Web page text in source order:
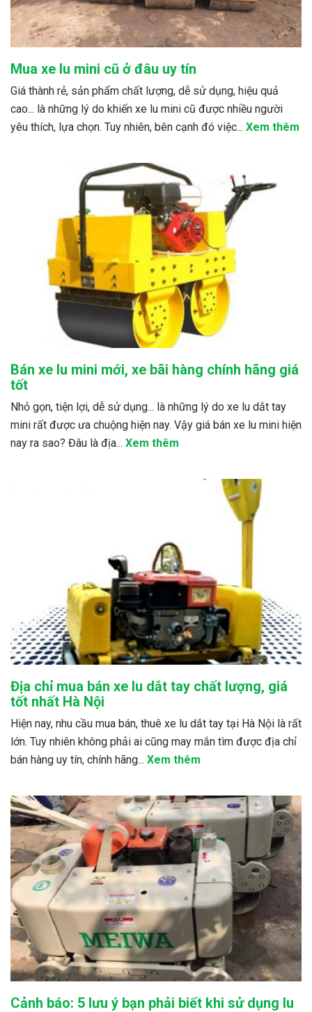
Mua xe lu mini cũ ở đâu uy tín
Giá thành rẻ, sản phẩm chất lượng, dễ sử dụng, hiệu quả
cao... là những lý do khiến xe lu mini cũ được nhiều người
yêu thích, lựa chọn. Tuy nhiên, bên cạnh đó việc... Xem thêm
Bán xe lu mini mới, xe bãi hàng chính hãng giá
tốt
Nhỏ gọn, tiện lợi, dễ sử dụng... là những lý do xe lu dắt tay
mini rất được ưa chuộng hiện nay. Vậy giá bán xe lu mini hiện
nay ra sao? Đâu là địa... Xem thêm
Địa chỉ mua bán xe lu dắt tay chất lượng, giá
tốt nhất Hà Nội
Hiện nay, nhu cầu mua bán, thuê xe lu dắt tay tại Hà Nội là rất
lớn. Tuy nhiên không phải ai cũng may mắn tìm được địa chỉ
bán hàng uy tín, chính hãng... Xem thêm
Cảnh báo: 5 lưu ý bạn phải biết khi sử dụng lu